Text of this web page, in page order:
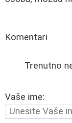
Komentari
Trenutno
Vaše ime: